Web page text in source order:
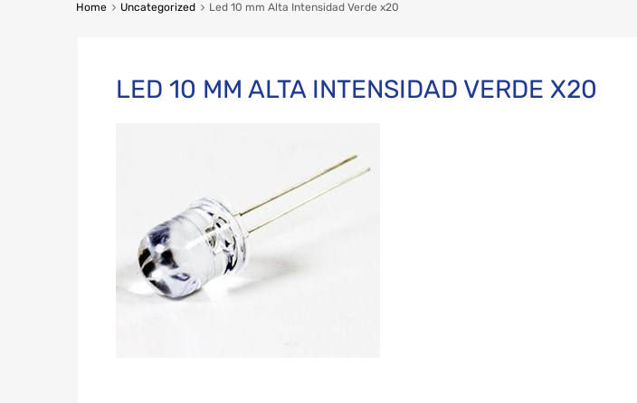
Home Uncategorized Led 10 mm Alta Intensidad Verde x20
LED 10 MM ALTA INTENSIDAD VERDE X20